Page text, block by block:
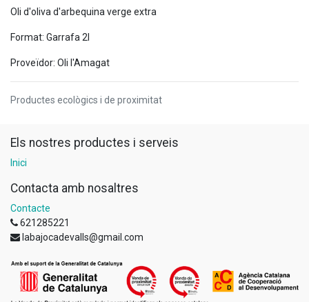
Oli d'oliva d'arbequina verge extra
Format: Garrafa 2l
Proveïdor: Oli l'Amagat
Productes ecològics i de proximitat
Els nostres productes i serveis
Inici
Contacta amb nosaltres
Contacte
621285221
labajocadevalls@gmail.com